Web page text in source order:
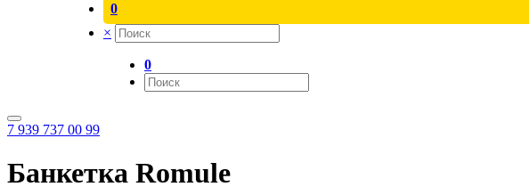
0
×
0
7 939 737 00 99
Банкетка Romule